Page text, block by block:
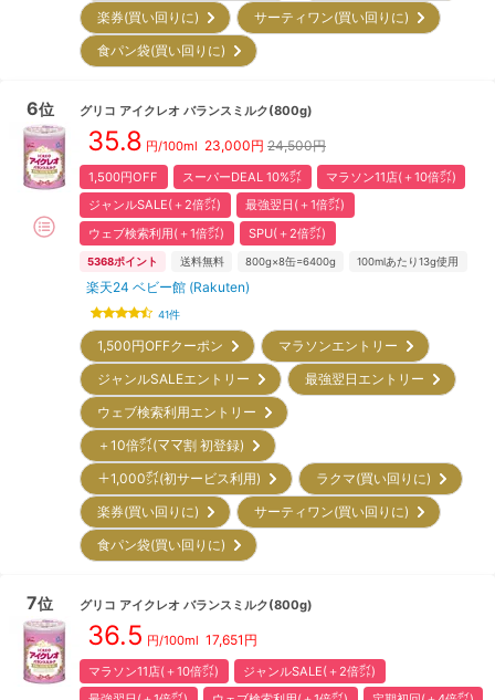
楽券(買い回りに)
サーティワン(買い回りに)
食パン袋(買い回りに)
6位 グリコ アイクレオ バランスミルク(800g)
35.8 円/100ml 23,000円 24,500円
1,500円OFF スーパーDEAL 10%㌽
マラソン11店(＋10倍㌽)
ジャンルSALE(＋2倍㌽)
最強翌日(＋1倍㌽)
ウェブ検索利用(＋1倍㌽)
SPU(＋2倍㌽)
5368ポイント 送料無料 800g×8缶=6400g 100mlあたり13g使用
楽天24 ベビー館 (Rakuten)
41件
1,500円OFFクーポン
マラソンエントリー
ジャンルSALEエントリー
最強翌日エントリー
ウェブ検索利用エントリー
＋10倍㌽(ママ割 初登録)
＋1,000㌽(初サービス利用)
ラクマ(買い回りに)
楽券(買い回りに)
サーティワン(買い回りに)
食パン袋(買い回りに)
7位 グリコ アイクレオ バランスミルク(800g)
36.5 円/100ml 17,651 円
マラソン11店(＋10倍㌽)
ジャンルSALE(＋2倍㌽)